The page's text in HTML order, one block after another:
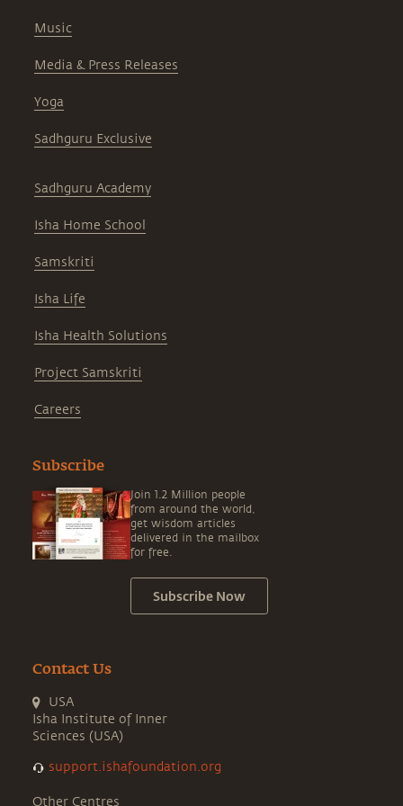
Music
Media & Press Releases
Yoga
Sadhguru Exclusive
Sadhguru Academy
Isha Home School
Samskriti
Isha Life
Isha Health Solutions
Project Samskriti
Careers
Subscribe
Join 1.2 Million people
from around the world,
get wisdom articles
delivered in the mailbox
for free.
Subscribe Now
Contact Us
USA
Isha Institute of Inner
Sciences (USA)
support.ishafoundation.org
Other Centres